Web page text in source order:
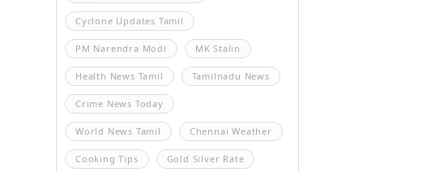
Cyclone Updates Tamil
PM Narendra Modi MK Stalin
Health News Tamil Tamilnadu News
Crime News Today
World News Tamil Chennai Weather
Cooking Tips Gold Silver Rate